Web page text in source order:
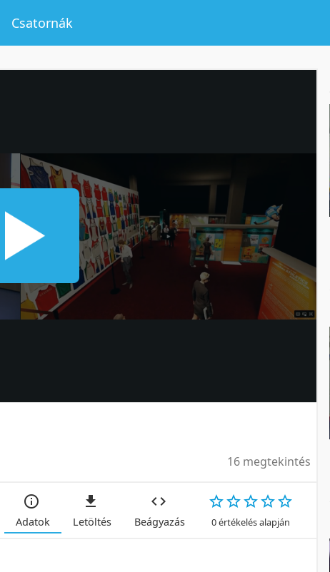
Csatornák
16 megtekintés
Adatok
Letöltés Beágyazás 0 értékelés alapján